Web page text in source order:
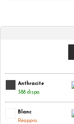
Anthracite
388 dispo.
Blanc
Réappro.